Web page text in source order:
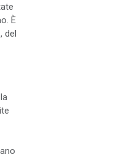
È
del